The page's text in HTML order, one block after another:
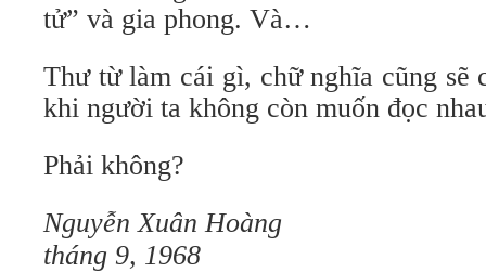
tử” và gia phong. Và…
Thư từ làm cái gì, chữ nghĩa cũng sẽ
khi người ta không còn muốn đọc
Phải không?
Nguyễn Xuân Hoàng
tháng 9, 1968